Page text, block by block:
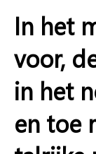
In het
voor,
in het
en toe